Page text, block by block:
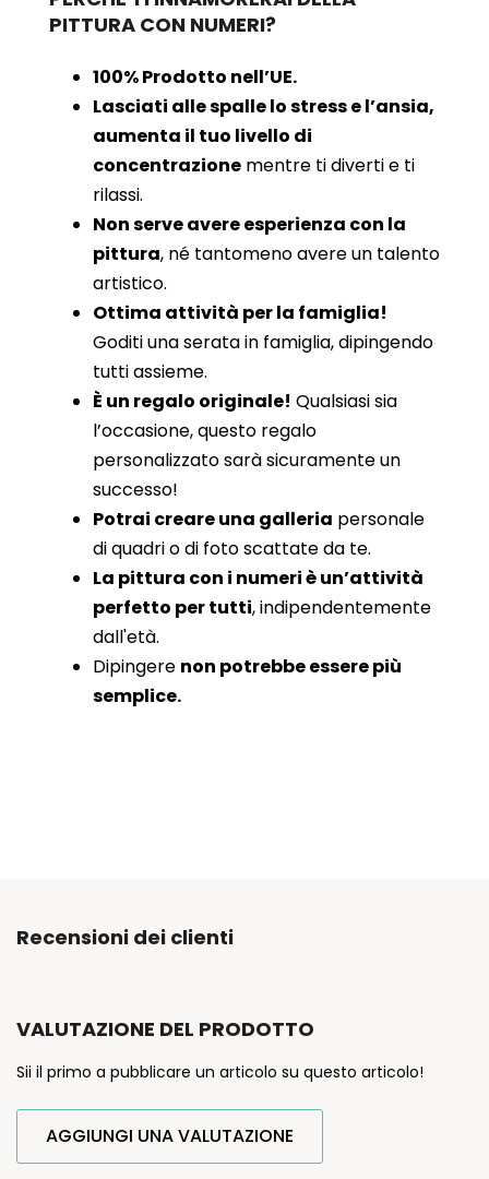
PITTURA CON NUMERI?
100% Prodotto nell’UE.
Lasciati alle spalle lo stress e l’ansia,
aumenta il tuo livello di
concentrazione mentre ti diverti e ti
rilassi.
Non serve avere esperienza con la
pittura, né tantomeno avere un talento
artistico.
Ottima attività per la famiglia!
Goditi una serata in famiglia, dipingendo
tutti assieme.
È un regalo originale! Qualsiasi sia
l’occasione, questo regalo
personalizzato sarà sicuramente un
successo!
Potrai creare una galleria personale
di quadri o di foto scattate da te.
La pittura con i numeri è un’attività
perfetto per tutti, indipendentemente
dall'età.
Dipingere non potrebbe essere più
semplice.
Recensioni dei clienti
VALUTAZIONE DEL PRODOTTO
Sii il primo a pubblicare un articolo su questo articolo!
AGGIUNGI UNA VALUTAZIONE